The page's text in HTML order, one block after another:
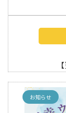
お知らせ